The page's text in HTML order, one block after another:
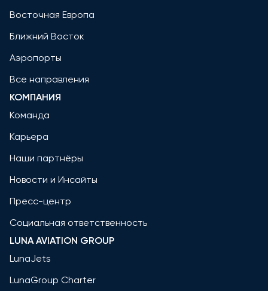
Восточная Европа
Ближний Восток
Аэропорты
Все направления
КОМПАНИЯ
Команда
Карьера
Наши партнёры
Новости и Инсайты
Пресс-центр
Социальная ответственность
LUNA AVIATION GROUP
LunaJets
LunaGroup Charter